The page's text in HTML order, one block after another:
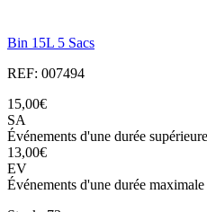
Bin 15L 5 Sacs
REF: 007494
15,00€
SA
Événements d'une durée
13,00€
EV
Événements d'une durée